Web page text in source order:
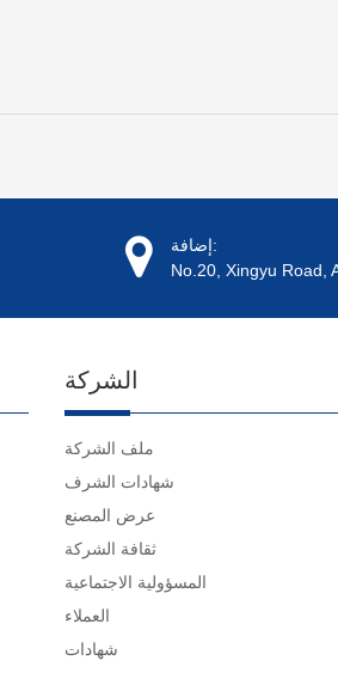
إضافة:
No.20, Xingyu Road,
الشركة
ملف الشركة
شهادات الشرف
عرض المصنع
ثقافة الشركة
المسؤولية الاجتماعية
العملاء
شهادات